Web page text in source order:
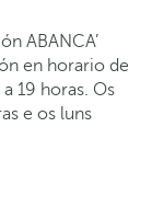
ABANCA’
en horario de
19 horas. Os
e os luns